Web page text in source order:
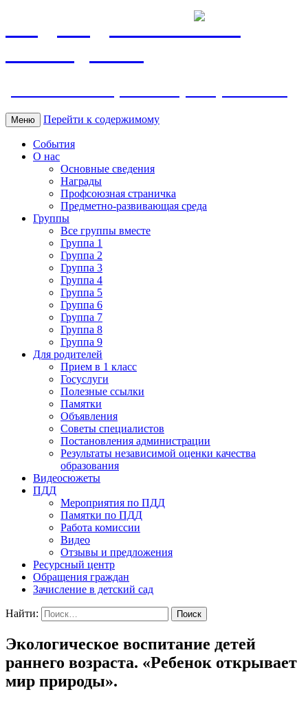
МБДОУ ДС "Калинка"
Меню Перейти к содержимому
События
О нас
Основные сведения
Награды
Профсоюзная страничка
Предметно-развивающая среда
Группы
Все группы вместе
Группа 1
Группа 2
Группа 3
Группа 4
Группа 5
Группа 6
Группа 7
Группа 8
Группа 9
Для родителей
Прием в 1 класс
Госуслуги
Полезные ссылки
Памятки
Объявления
Советы специалистов
Постановления администрации
Результаты независимой оценки качества
образования
Видеосюжеты
ПДД
Мероприятия по ПДД
Памятки по ПДД
Работа комиссии
Видео
Отзывы и предложения
Ресурсный центр
Обращения граждан
Зачисление в детский сад
Найти:
Экологическое воспитание детей
раннего возраста. «Ребенок открывает
мир природы».